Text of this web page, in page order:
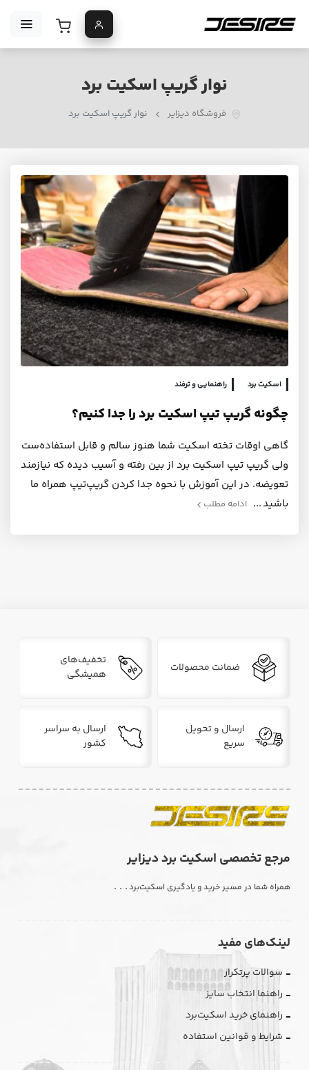
نوار گریپ اسکیت برد
فروشگاه دیزایر نوار گریپ اسکیت برد
اسکیت برد راهنمایی و ترفند
چگونه گریپ تیپ اسکیت برد را جدا کنیم؟
گاهی اوقات تخته اسکیت شما هنوز سالم و قابل استفاده‌ست
ولی گریپ تیپ اسکیت برد از بین رفته و آسیب دیده که نیازمند
تعویضه. در این آموزش با نحوه جدا کردن گریپ‌تیپ همراه ما
باشید
ادامه مطلب
ضمانت محصولات
تخفیف‌های
همیشگی
ارسال و تحویل
سریع
ارسال به سراسر
کشور
مرجع تخصصی اسکیت برد دیزایر
همراه شما در مسیر خرید و یادگیری اسکیت‌برد. . .
لینک‌های مفید
سوالات پرتکرار
راهنما انتخاب سایز
راهنمای خرید اسکیت‌برد
شرایط و قوانین استفاده